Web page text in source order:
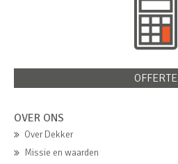
OFFERTE
OVER ONS
Over Dekker
Missie en waarden